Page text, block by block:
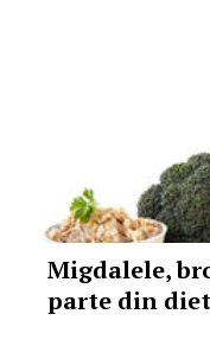
Migdalele,
parte din